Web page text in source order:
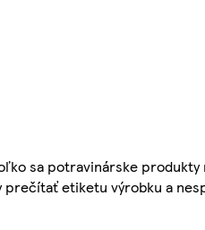
sa potravinárske produkty
prečítať etiketu výrobku a